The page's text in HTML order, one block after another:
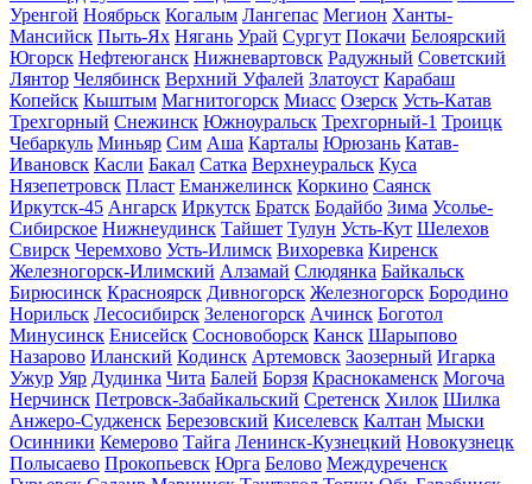
Уренгой Ноябрьск Когалым Лангепас Мегион Ханты-
Мансийск Пыть-Ях Нягань Урай Сургут Покачи Белоярский
Югорск Нефтеюганск Нижневартовск Радужный Советский
Лянтор Челябинск Верхний Уфалей Златоуст Карабаш
Копейск Кыштым Магнитогорск Миасс Озерск Усть-Катав
Трехгорный Снежинск Южноуральск Трехгорный-1 Троицк
Чебаркуль Миньяр Сим Аша Карталы Юрюзань Катав-
Ивановск Касли Бакал Сатка Верхнеуральск Куса
Нязепетровск Пласт Еманжелинск Коркино Саянск
Иркутск-45 Ангарск Иркутск Братск Бодайбо Зима Усолье-
Сибирское Нижнеудинск Тайшет Тулун Усть-Кут Шелехов
Свирск Черемхово Усть-Илимск Вихоревка Киренск
Железногорск-Илимский Алзамай Слюдянка Байкальск
Бирюсинск Красноярск Дивногорск Железногорск Бородино
Норильск Лесосибирск Зеленогорск Ачинск Боготол
Минусинск Енисейск Сосновоборск Канск Шарыпово
Назарово Иланский Кодинск Артемовск Заозерный Игарка
Ужур Уяр Дудинка Чита Балей Борзя Краснокаменск Могоча
Нерчинск Петровск-Забайкальский Сретенск Хилок Шилка
Анжеро-Судженск Березовский Киселевск Калтан Мыски
Осинники Кемерово Тайга Ленинск-Кузнецкий Новокузнецк
Полысаево Прокопьевск Юрга Белово Междуреченск